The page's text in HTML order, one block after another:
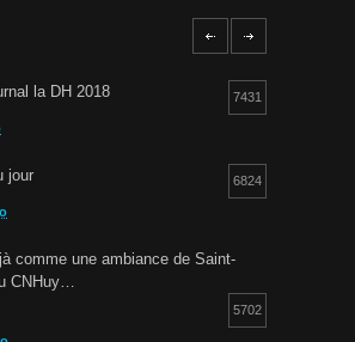
la DH 2018 7431
jour 6824
comme une ambiance de Saint-
CNHuy…
5702